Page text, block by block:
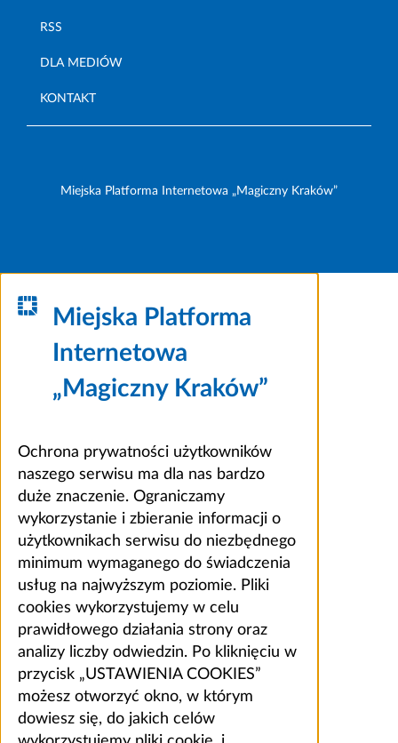
RSS
DLA MEDIÓW
KONTAKT
Miejska Platforma Internetowa „Magiczny Kraków”
Miejska Platforma
Internetowa
„Magiczny Kraków”
Ochrona prywatności użytkowników
naszego serwisu ma dla nas bardzo
duże znaczenie. Ograniczamy
wykorzystanie i zbieranie informacji o
użytkownikach serwisu do niezbędnego
minimum wymaganego do świadczenia
usług na najwyższym poziomie. Pliki
cookies wykorzystujemy w celu
prawidłowego działania strony oraz
analizy liczby odwiedzin. Po kliknięciu w
przycisk „USTAWIENIA COOKIES”
możesz otworzyć okno, w którym
dowiesz się, do jakich celów